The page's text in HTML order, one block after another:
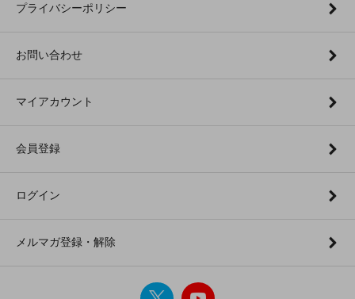
プライバシーポリシー
お問い合わせ
マイアカウント
会員登録
ログイン
メルマガ登録・解除